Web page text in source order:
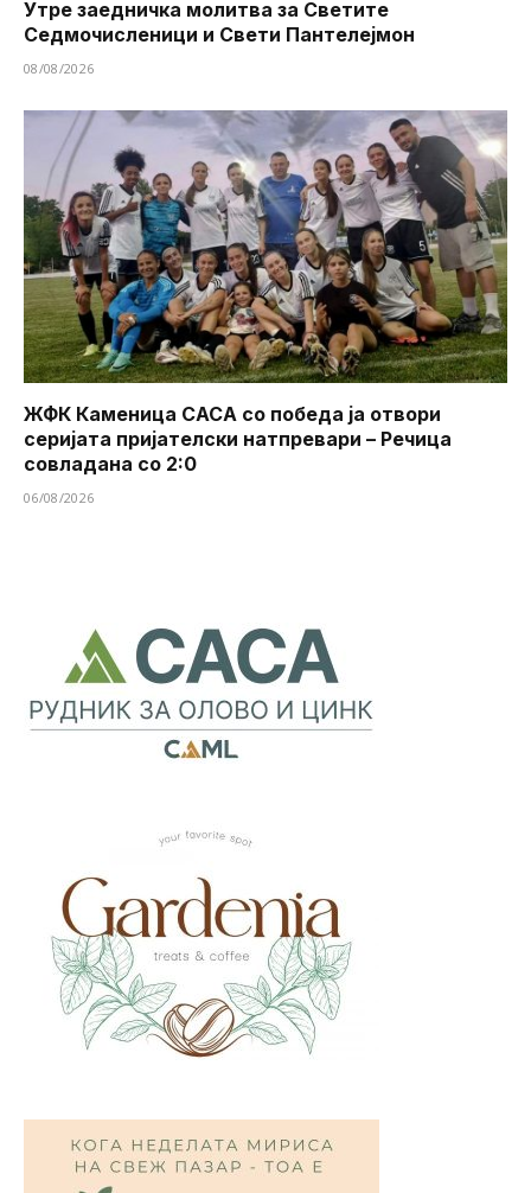
Утре заедничка молитва за Светите
Седмочисленици и Свети Пантелејмон
08/08/2026
ЖФК Каменица САСА со победа ја отвори
серијата пријателски натпревари – Речица
совладана со 2:0
06/08/2026